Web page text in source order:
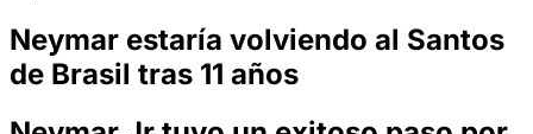
Neymar estaría volviendo al Santos
de Brasil tras 11 años